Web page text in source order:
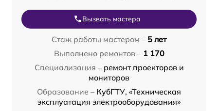
Вызвать мастера
Стаж работы мастером – 5 лет
Выполнено ремонтов – 1 170
Специализация – ремонт проекторов и
мониторов
Образование – КубГТУ, «Техническая
эксплуатация электрооборудования»